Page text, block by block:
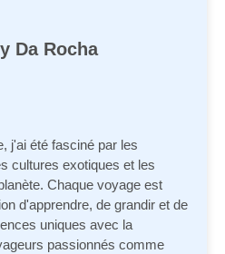
Da Rocha
j'ai été fasciné par les
cultures exotiques et les
Chaque voyage est
d'apprendre, de grandir et de
uniques avec la
passionnés comme